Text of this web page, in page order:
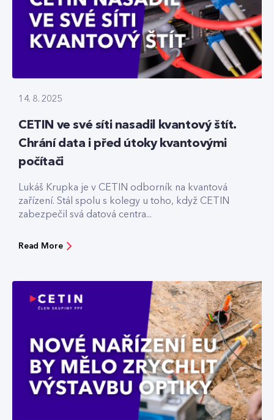
14. 8. 2025
CETIN ve své síti nasadil kvantový štít.
Chrání data i před útoky kvantovými
počítači
Lukáš Krupka je v CETIN odborník na kvantová
zařízení. Stál spolu s kolegy u toho, když CETIN
zabezpečil svá datová centra...
Read More